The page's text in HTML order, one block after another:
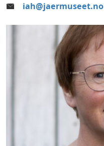
iah@jaermuseet.no